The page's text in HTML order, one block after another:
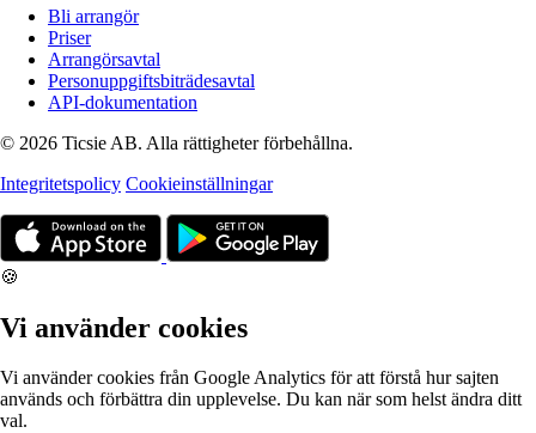
Bli arrangör
Priser
Arrangörsavtal
Personuppgiftsbiträdesavtal
API-dokumentation
© 2026 Ticsie AB. Alla rättigheter förbehållna.
Integritetspolicy Cookieinställningar
🍪
Vi använder cookies
Vi använder cookies från Google Analytics för att förstå hur sajten
används och förbättra din upplevelse. Du kan när som helst ändra ditt
val.